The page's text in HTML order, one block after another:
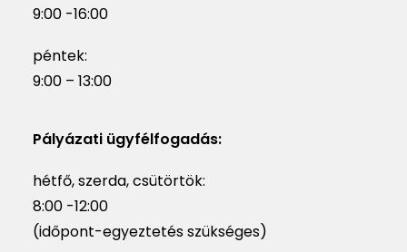
9:00 -16:00
péntek:
9:00 – 13:00
Pályázati ügyfélfogadás:
hétfő, szerda, csütörtök:
8:00 -12:00
(időpont-egyeztetés szükséges)